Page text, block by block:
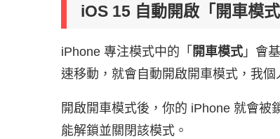
iOS 15 自動開啟「開車模式
iPhone 專注模式中的「 開車模式 」會
速移動，就會自動開啟開車模式，我
開啟開車模式後，你的 iPhone 就會被
能解鎖並關閉該模式。